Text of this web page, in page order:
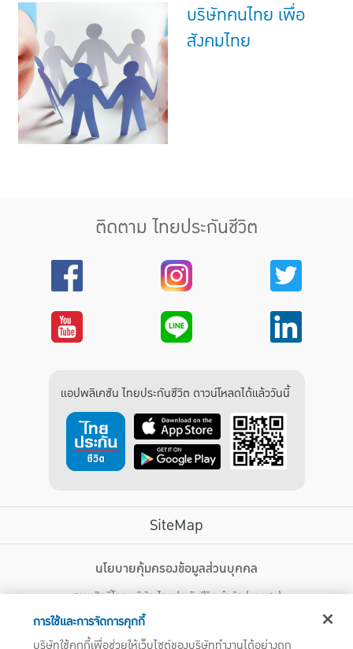
บริษัทคนไทย เพื่อ
สังคมไทย
ติดตาม ไทยประกันชีวิต
แอปพลิเคชัน ไทยประกันชีวิต ดาวน์โหลดได้แล้ววันนี้
SiteMap
ไทยประกันชีวิต HEALTH CARE SOLUTIONS
สิทธิพิเศษ
แอปพลิเคชัน ไทยประกันชีวิต
นโยบายคุ้มครองข้อมูลส่วนบุคคล
สงวนสิทธิ์โดย บริษัท ไทยประกันชีวิต จำกัด (มหาชน)
123 ถนน รัชดาภิเษก แขวงดินแดง เขตดินแดง กรุงเทพฯ 10400 โทรศัพท์ 02-
การใช้และการจัดการคุกกี้
บริษัทใช้คุกกี้เพื่อช่วยให้เว็บไซต์ของบริษัททำงานได้อย่างถูก